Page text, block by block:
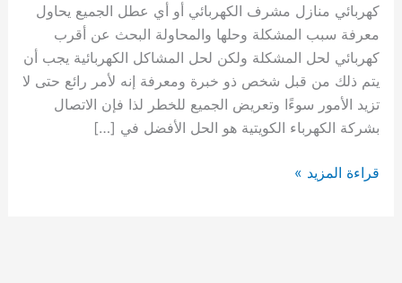
كهربائي منازل مشرف الكهربائي أو أي عطل الجميع يحاول
معرفة سبب المشكلة وحلها والمحاولة البحث عن أقرب
كهربائي لحل المشكلة ولكن لحل المشاكل الكهربائية يجب أن
يتم ذلك من قبل شخص ذو خبرة ومعرفة إنه لأمر رائع حتى لا
تزيد الأمور سوءًا وتعريض الجميع للخطر لذا فإن الاتصال
بشركة الكهرباء الكويتية هو الحل الأفضل في […]
كهربائي
قراءة المزيد »